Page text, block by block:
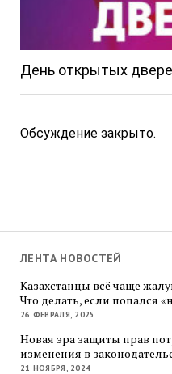
День открытых
Обсуждение закрыто.
ЛЕНТА НОВОСТЕЙ
Казахстанцы всё чаще
Что делать, если попался
26 ФЕВРАЛЯ, 2025
Новая эра защиты прав
изменения в
21 НОЯБРЯ, 2024